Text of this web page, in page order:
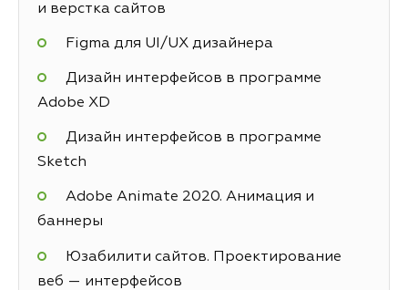
и верстка сайтов
Figma для UI/UX дизайнера
Дизайн интерфейсов в программе
Adobe XD
Дизайн интерфейсов в программе
Sketch
Adobe Animate 2020. Анимация и
баннеры
Юзабилити сайтов. Проектирование
веб — интерфейсов